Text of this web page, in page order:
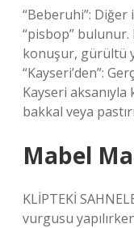
“Beberuhi”: Diğer
“pisbop” bulunur.
konuşur, gürültü
“Kayseri’den”:
Kayseri
bakkal veya
Mabel
KLİPTEKİ
vurgusu